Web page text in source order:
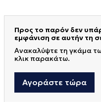
Προς το παρόν δεν
εμφάνιση σε αυτήν τη
Ανακαλύψτε τη γκάμα
κλικ παρακάτω.
Αγοράστε τώρα